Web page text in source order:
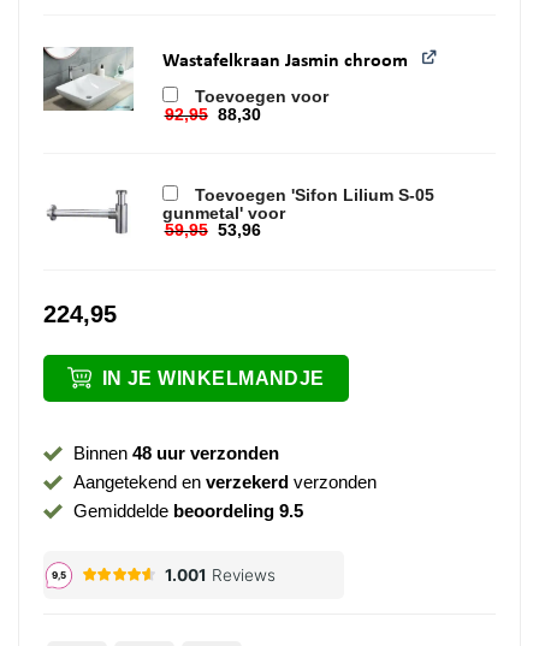
Wastafelkraan Jasmin chroom
Toevoegen voor
92,95
Oorspronkelijke prijs was: 92,95.
88,30
Huidige prijs is: 88,30.
Toevoegen 'Sifon Lilium S-05
gunmetal' voor
59,95 53,96
224,95
IN JE WINKELMANDJE
Binnen 48 uur verzonden
Aangetekend en verzekerdverzonden
Gemiddelde beoordeling 9.5